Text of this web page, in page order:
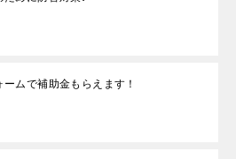
ムで補助金もらえます！